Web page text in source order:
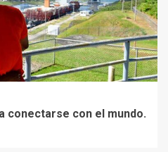
conectarse con el mundo.